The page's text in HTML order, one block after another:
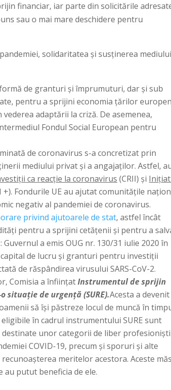
financiar, iar parte din solicitările
sau o mai mare deschidere pentru
solidaritatea și susținerea mediului
de granturi și împrumuturi, dar și sub
pentru a sprijini economia țărilor
adaptării la criză. De asemenea,
Fondul Social European pentru
de coronavirus s-a concretizat prin
mediului privat și a angajaților. Astfel,
ca reacție la coronavirus (CRII) și
+). Fondurile UE au ajutat comunitățile
negativ al pandemiei de coronavirus.
privind ajutoarele de stat, astfel încât
pentru a sprijini cetățenii și pentru a
: Guvernul a emis OUG nr. 130/31 iulie 2020 în
de lucru și granturi pentru investiții
de răspândirea virusului SARS-CoV-2.
Comisia a înființatInstrumentul de sprijin
de urgență (SURE).Acesta a devenit
să își păstreze locul de muncă în
în cadrul instrumentului SURE sunt
unor categorii de liber
COVID-19, precum și sporuri și alte
meritelor acestora. Aceste
au putut beneficia de ele.